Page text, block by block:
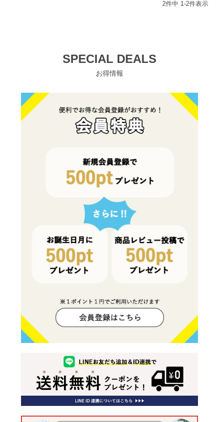
2件中 1-2件表示
SPECIAL DEALS
お得情報